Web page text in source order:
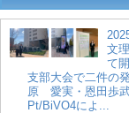
文
て
支部大会で二件の
原 愛実・恩田歩
Pt/BiVO4によ...